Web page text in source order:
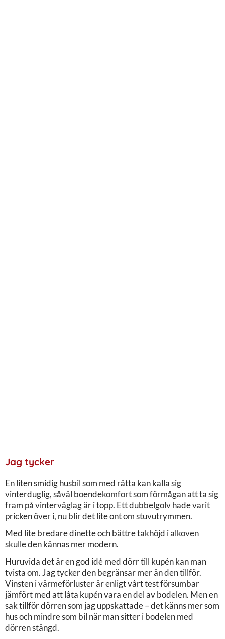
Jag tycker
En liten smidig husbil som med rätta kan kalla sig
vinterduglig, såväl boendekomfort som förmågan att ta sig
fram på vinterväglag är i topp. Ett dubbelgolv hade varit
pricken över i, nu blir det lite ont om stuvutrymmen.
Med lite bredare dinette och bättre takhöjd i alkoven
skulle den kännas mer modern.
Huruvida det är en god idé med dörr till kupén kan man
tvista om. Jag tycker den begränsar mer än den tillför.
Vinsten i värmeförluster är enligt vårt test försumbar
jämfört med att låta kupén vara en del av bodelen. Men en
sak tillför dörren som jag uppskattade – det känns mer som
hus och mindre som bil när man sitter i bodelen med
dörren stängd.